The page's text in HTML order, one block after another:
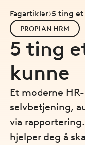
Fagartikler 5 ting et
PROPLAN HRM
5 ting
kunne
Et moderne
selvbetjening,
via
hjelper deg å